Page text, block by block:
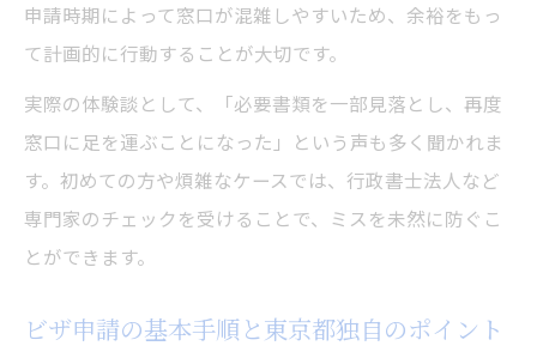
ビザ申請を成功させる東京都での実践的な
ビザ申請の成功率を高める東京都の実務ノ
を紹介
申請時期によって窓口が混雑しやすいため、余裕をもっ
て計画的に行動することが大切です。
実際の体験談として、「必要書類を一部見落とし、再度
窓口に足を運ぶことになった」という声も多く聞かれま
す。初めての方や煩雑なケースでは、行政書士法人など
専門家のチェックを受けることで、ミスを未然に防ぐこ
とができます。
ビザ申請の基本手順と東京都独自のポイント